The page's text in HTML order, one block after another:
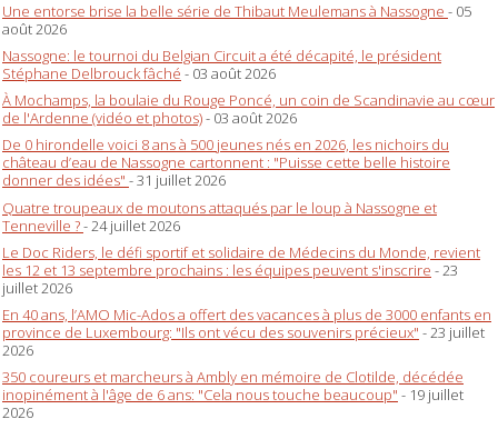
Une entorse brise la belle série de Thibaut Meulemans à Nassogne - 05
août 2026
Nassogne: le tournoi du Belgian Circuit a été décapité, le président
Stéphane Delbrouck fâché - 03 août 2026
À Mochamps, la boulaie du Rouge Poncé, un coin de Scandinavie au cœur
de l'Ardenne (vidéo et photos)- 03 août 2026
De 0 hirondelle voici 8 ans à 500 jeunes nés en 2026, les nichoirs du
château d’eau de Nassogne cartonnent : "Puisse cette belle histoire
donner des idées" - 31 juillet 2026
Quatre troupeaux de moutons attaqués par le loup à Nassogne et
Tenneville ?- 24 juillet 2026
Le Doc Riders, le défi sportif et solidaire de Médecins du Monde, revient
les 12 et 13 septembre prochains : les équipes peuvent s'inscrire - 23
juillet 2026
En 40 ans, l’AMO Mic-Ados a offert des vacances à plus de 3000 enfants en
province de Luxembourg: "Ils ont vécu des souvenirs précieux" - 23 juillet
2026
350 coureurs et marcheurs à Ambly en mémoire de Clotilde, décédée
inopinément à l'âge de 6 ans: "Cela nous touche beaucoup" - 19 juillet
2026